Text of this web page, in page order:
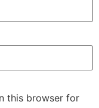
this browser for